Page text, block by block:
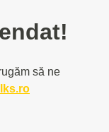
să ne